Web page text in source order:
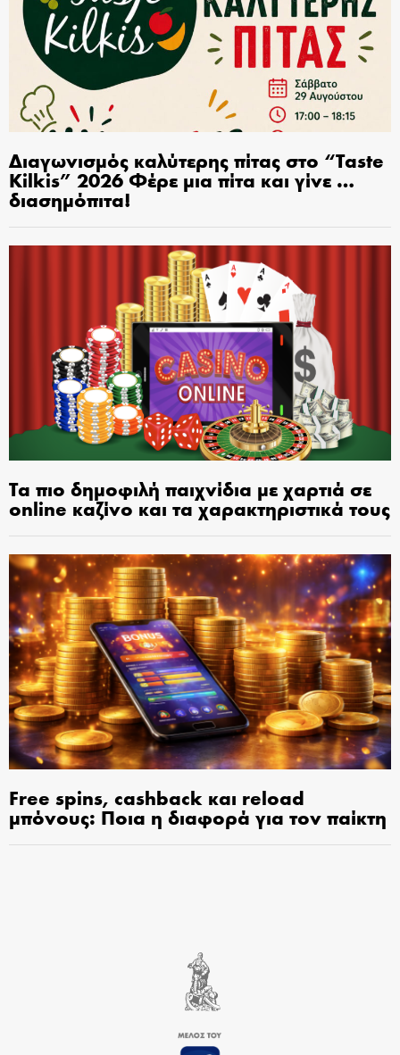
Διαγωνισμός καλύτερης πίτας στο “Taste
Kilkis” 2026 Φέρε μια πίτα και γίνε …
διασημόπιτα!
Τα πιο δημοφιλή παιχνίδια με χαρτιά σε
online καζίνο και τα χαρακτηριστικά τους
Free spins, cashback και reload
μπόνους: Ποια η διαφορά για τον παίκτη